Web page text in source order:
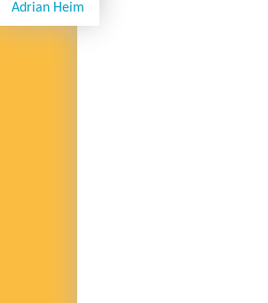
Adrian Heim